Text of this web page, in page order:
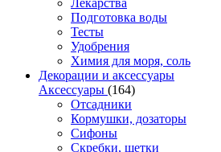
Подготовка воды
Тесты
Удобрения
Химия для моря, соль
Декорации и аксессуары
Аксессуары (164)
Отсадники
Кормушки, дозаторы
Сифоны
Скребки, щетки